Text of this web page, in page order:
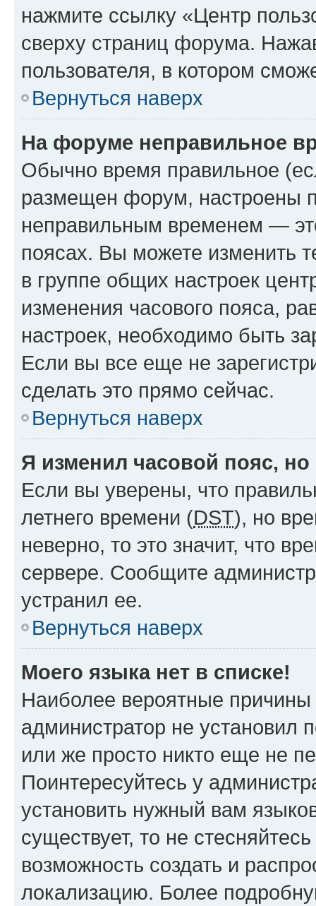
нажмите ссылку «Центр
сверху страниц форума.
пользователя, в котором
Вернуться наверх
На форуме неправильное
Обычно время правильное
размещен форум, настроены
неправильным временем —
поясах. Вы можете изменить
в группе общих настроек
изменения часового пояса,
настроек, необходимо быть
Если вы все еще не
сделать это прямо сейчас.
Вернуться наверх
Я изменил часовой пояс,
Если вы уверены, что
летнего времени (DST), но
неверно, то это значит, что
сервере. Сообщите
устранил ее.
Вернуться наверх
Моего языка нет в списке!
Наиболее вероятные причины
администратор не установил
или же просто никто еще не
Поинтересуйтесь у
установить нужный вам
существует, то не
возможность создать и
локализацию. Более